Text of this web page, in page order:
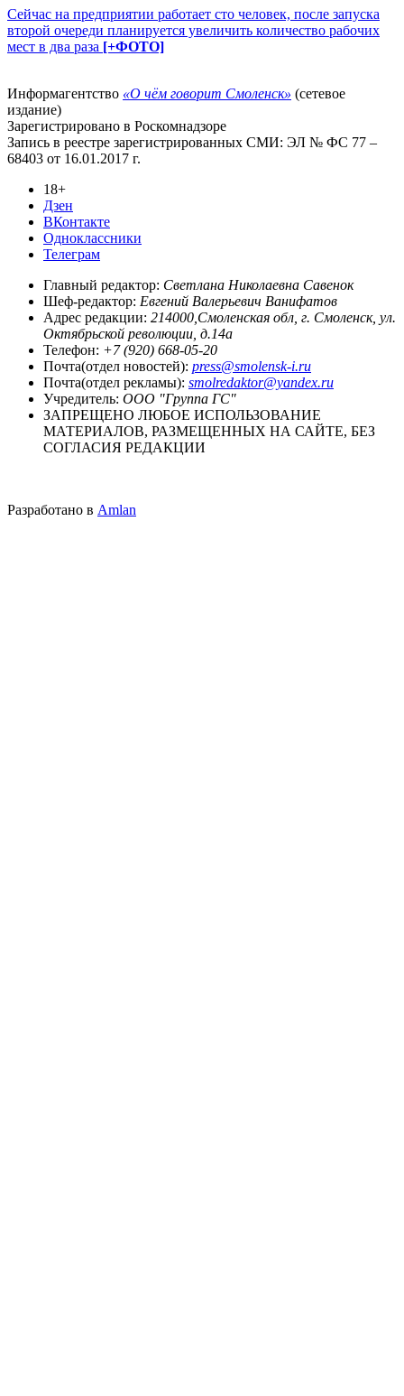
Сейчас на предприятии работает сто человек, после запуска
второй очереди планируется увеличить количество рабочих
мест в два раза [+ФОТО]
Информагентство «О чём говорит Смоленск» (сетевое
издание)
Зарегистрировано в Роскомнадзоре
Запись в реестре зарегистрированных СМИ: ЭЛ № ФС 77 –
68403 от 16.01.2017 г.
18+
Дзен
ВКонтакте
Одноклассники
Телеграм
Главный редактор: Светлана Николаевна Савенок
Шеф-редактор: Евгений Валерьевич Ванифатов
Адрес редакции: 214000,Смоленская обл, г. Смоленск, ул.
Октябрьской революции, д.14а
Телефон: +7 (920) 668-05-20
Почта(отдел новостей): press@smolensk-i.ru
Почта(отдел рекламы): smolredaktor@yandex.ru
Учредитель: ООО "Группа ГС"
ЗАПРЕЩЕНО ЛЮБОЕ ИСПОЛЬЗОВАНИЕ
МАТЕРИАЛОВ, РАЗМЕЩЕННЫХ НА САЙТЕ, БЕЗ
СОГЛАСИЯ РЕДАКЦИИ
Разработано в Amlan